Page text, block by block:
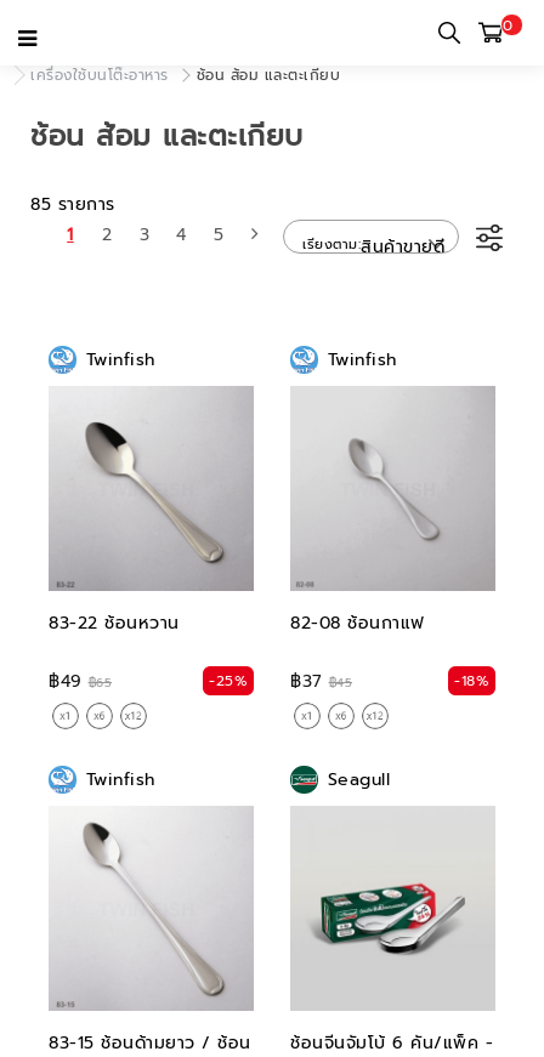
0
หน้าแรก
เครื่องใช้บนโต๊ะอาหารและเครื่องใช้ในครัว
เครื่องใช้บนโต๊ะอาหาร
ช้อน ส้อม และตะเกียบ
ช้อน ส้อม และตะเกียบ
85 รายการ
1
2 3 4 5 เรียงตาม สินค้าขายดี
Twinfish
83-22 ช้อนหวาน
฿49 ฿65 -25%
Twinfish
82-08 ช้อนกาแฟ
฿37 ฿45 -18%
Twinfish
83-15 ช้อนด้ามยาว / ช้อน
Seagull
ช้อนจีนจัมโบ้ 6 คัน/แพ็ค -